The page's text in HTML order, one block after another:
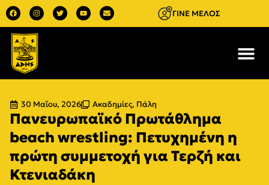
ΓΙΝΕ ΜΕΛΟΣ
30 Μαΐου, 2026 Ακαδημίες, Πάλη
Πανευρωπαϊκό Πρωτάθλημα
beach wrestling: Πετυχημένη η
πρώτη συμμετοχή για Τερζή και
Κτενιαδάκη